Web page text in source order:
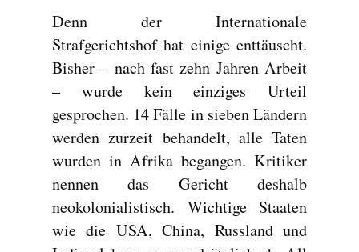
Denn der Internationale
Strafgerichtshof hat einige enttäuscht.
Bisher – nach fast zehn Jahren Arbeit
– wurde kein einziges Urteil
gesprochen. 14 Fälle in sieben Ländern
werden zurzeit behandelt, alle Taten
wurden in Afrika begangen. Kritiker
nennen das Gericht deshalb
neokolonialistisch. Wichtige Staaten
wie die USA, China, Russland und